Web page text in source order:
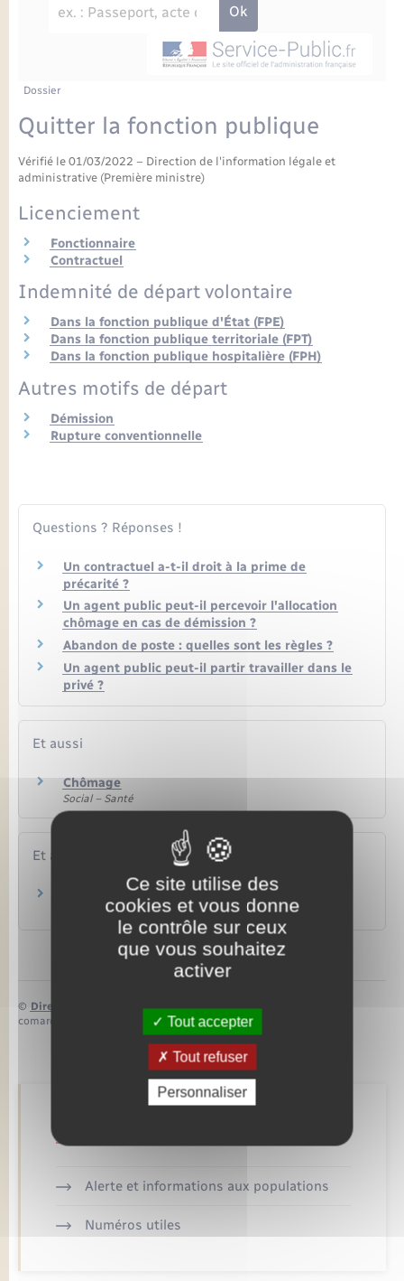
Projet nouveau groupe scolaire
Articles de presse
Avancement des travaux de l’école
Etat-civil - Papiers - Citoyenneté
Parrainage civil
Recensement
Loisirs
Nouvel habitant
Numérique
Organisation d’événement
Sécurité - Prévention
Seniors
Transports scolaires
Voirie et espace public
Travaux - Autorisation d’occupation de l’espace
Comptes rendus de conseils
Délibérations du conseil municipal
Arrêtés municipaux
Budget
Actualités
Mariage/PACS – Naissance – Décès
Publications
Agenda
Commerces - Entreprises - Emploi
Plan interactif
La Communauté de communes
Formations - Offre d'emploi
INFOS COMMUNAUTE DE COMMUNE
Dossier
Quitter la fonction publique
Vérifié le 01/03/2022 – Direction de l'information légale et
administrative (Première ministre)
Licenciement
Fonctionnaire
Contractuel
Indemnité de départ volontaire
Dans la fonction publique d'État (FPE)
Dans la fonction publique territoriale (FPT)
Dans la fonction publique hospitalière (FPH)
Autres motifs de départ
Démission
Rupture conventionnelle
Questions ? Réponses !
Un contractuel a-t-il droit à la prime de
précarité ?
Un agent public peut-il percevoir l'allocation
chômage en cas de démission ?
Abandon de poste : quelles sont les règles ?
Un agent public peut-il partir travailler dans le
privé ?
Et aussi
Chômage
Social – Santé
Et aussi
Partir en disponibilité
Travail – Formation
© Direction de l’information légale et administrative
comarquage developpé parbaseo.io
Alerte et informations aux populations
Numéros utiles
Ce site utilise des
cookies et vous donne
le contrôle sur ceux
que vous souhaitez
activer
Tout accepter
Tout refuser
Personnaliser